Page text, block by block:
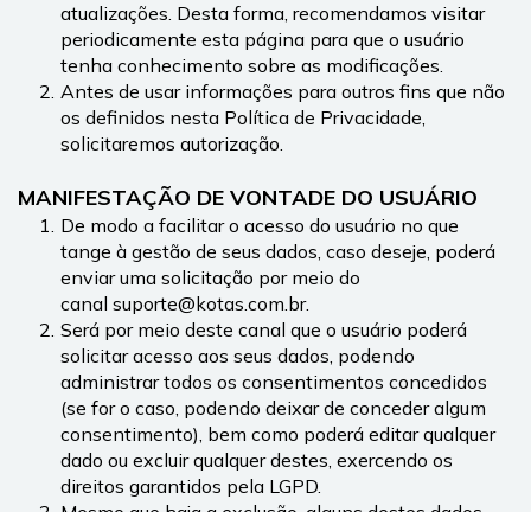
atualizações. Desta forma, recomendamos visitar
periodicamente esta página para que o usuário
tenha conhecimento sobre as modificações.
Antes de usar informações para outros fins que não
os definidos nesta Política de Privacidade,
solicitaremos autorização.
MANIFESTAÇÃO DE VONTADE DO USUÁRIO
De modo a facilitar o acesso do usuário no que
tange à gestão de seus dados, caso deseje, poderá
enviar uma solicitação por meio do
canal suporte@kotas.com.br.
Será por meio deste canal que o usuário poderá
solicitar acesso aos seus dados, podendo
administrar todos os consentimentos concedidos
(se for o caso, podendo deixar de conceder algum
consentimento), bem como poderá editar qualquer
dado ou excluir qualquer destes, exercendo os
direitos garantidos pela LGPD.